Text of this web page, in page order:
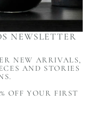
NEWSLETTER
NEW ARRIVALS,
AND STORIES
OFF YOUR FIRST